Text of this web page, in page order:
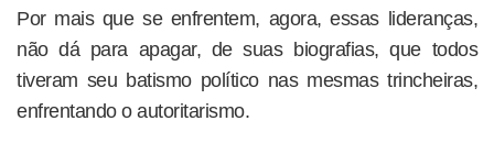
Por mais que se enfrentem, agora, essas lideranças,
não dá para apagar, de suas biografias, que todos
tiveram seu batismo político nas mesmas trincheiras,
enfrentando o autoritarismo.